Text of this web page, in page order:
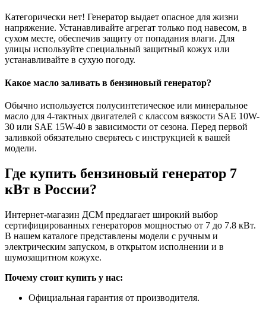
Категорически нет! Генератор выдает опасное для жизни
напряжение. Устанавливайте агрегат только под навесом, в
сухом месте, обеспечив защиту от попадания влаги. Для
улицы используйте специальный защитный кожух или
устанавливайте в сухую погоду.
Какое масло заливать в бензиновый генератор?
Обычно используется полусинтетическое или минеральное
масло для 4-тактных двигателей с классом вязкости SAE 10W-
30 или SAE 15W-40 в зависимости от сезона. Перед первой
заливкой обязательно сверьтесь с инструкцией к вашей
модели.
Где купить бензиновый генератор 7
кВт в России?
Интернет-магазин ДСМ предлагает широкий выбор
сертифицированных генераторов мощностью от 7 до 7.8 кВт.
В нашем каталоге представлены модели с ручным и
электрическим запуском, в открытом исполнении и в
шумозащитном кожухе.
Почему стоит купить у нас:
Официальная гарантия от производителя.